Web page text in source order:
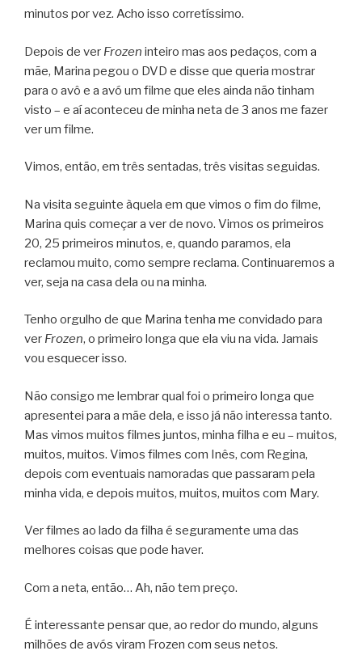
minutos por vez. Acho isso corretíssimo.
Depois de ver Frozen inteiro mas aos pedaços, com a
mãe, Marina pegou o DVD e disse que queria mostrar
para o avô e a avó um filme que eles ainda não tinham
visto – e aí aconteceu de minha neta de 3 anos me fazer
ver um filme.
Vimos, então, em três sentadas, três visitas seguidas.
Na visita seguinte àquela em que vimos o fim do filme,
Marina quis começar a ver de novo. Vimos os primeiros
20, 25 primeiros minutos, e, quando paramos, ela
reclamou muito, como sempre reclama. Continuaremos a
ver, seja na casa dela ou na minha.
Tenho orgulho de que Marina tenha me convidado para
ver Frozen, o primeiro longa que ela viu na vida. Jamais
vou esquecer isso.
Não consigo me lembrar qual foi o primeiro longa que
apresentei para a mãe dela, e isso já não interessa tanto.
Mas vimos muitos filmes juntos, minha filha e eu – muitos,
muitos, muitos. Vimos filmes com Inês, com Regina,
depois com eventuais namoradas que passaram pela
minha vida, e depois muitos, muitos, muitos com Mary.
Ver filmes ao lado da filha é seguramente uma das
melhores coisas que pode haver.
Com a neta, então… Ah, não tem preço.
É interessante pensar que, ao redor do mundo, alguns
milhões de avós viram Frozen com seus netos.